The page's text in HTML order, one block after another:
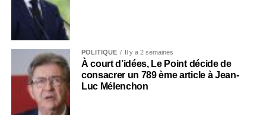
POLITIQUE Il y a 2 semaines
À court d’idées, Le Point décide de
consacrer un 789 ème article à Jean-
Luc Mélenchon